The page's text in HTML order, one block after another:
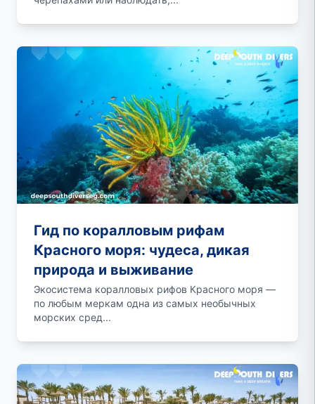
Гид по коралловым рифам
Красного моря: чудеса, дикая
природа и выживание
Экосистема коралловых рифов Красного моря —
по любым меркам одна из самых необычных
морских сред...